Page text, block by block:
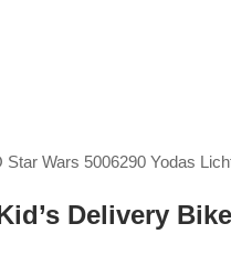
Star Wars 5006290 Yodas
Delivery Bike